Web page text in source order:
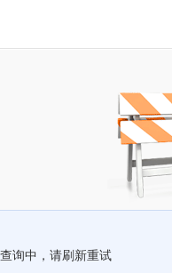
询中，请刷新重试